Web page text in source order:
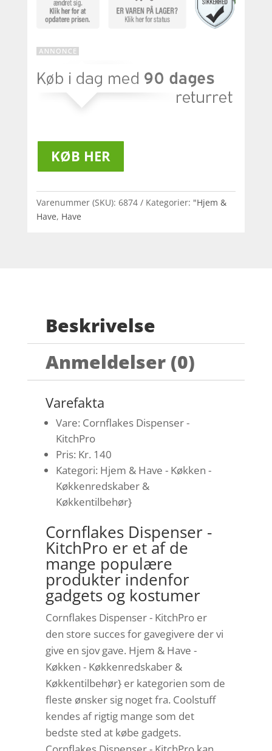
KØB HER
Varenummer (SKU): 6874 Kategorier: "Hjem &
Have, Have
Beskrivelse
Anmeldelser (0)
Varefakta
Vare: Cornflakes Dispenser -
KitchPro
Pris: Kr. 140
Kategori: Hjem & Have - Køkken -
Køkkenredskaber &
Køkkentilbehør}
Cornflakes Dispenser -
KitchPro er et af de
mange populære
produkter indenfor
gadgets og kostumer
Cornflakes Dispenser - KitchPro er
den store succes for gavegivere der vi
give en sjov gave. Hjem & Have -
Køkken - Køkkenredskaber &
Køkkentilbehør} er kategorien som de
fleste ønsker sig noget fra. Coolstuff
kendes af rigtig mange som det
bedste sted at købe gadgets.